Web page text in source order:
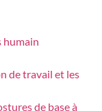
humain
de travail et les
de base à